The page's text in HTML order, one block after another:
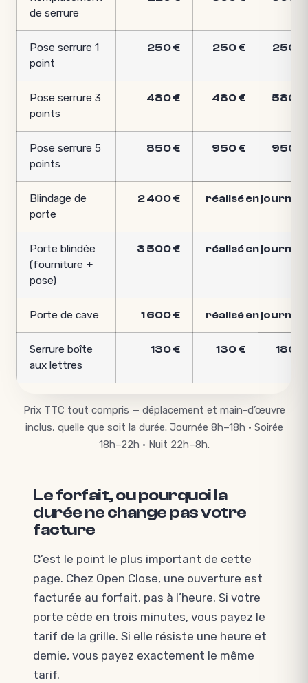
de serrure
Pose serrure 1
point
250 € 250 € 250 €
Pose serrure 3
points
480 € 480 € 580 €
Pose serrure 5
points
850 € 950 € 950 €
Blindage de
porte
2 400 € réalisé en journée
Porte blindée
(fourniture +
pose)
3 500 € réalisé en journée
Porte de cave 1 600 € réalisé en journée
Serrure boîte
aux lettres
130 € 130 € 180 €
Prix TTC tout compris — déplacement et main-d’œuvre
inclus, quelle que soit la durée. Journée 8h–18h · Soirée
18h–22h · Nuit 22h–8h.
Le forfait, ou pourquoi la
durée ne change pas votre
facture
C’est le point le plus important de cette
page. Chez Open Close, une ouverture est
facturée au forfait, pas à l’heure. Si votre
porte cède en trois minutes, vous payez le
tarif de la grille. Si elle résiste une heure et
demie, vous payez exactement le même
tarif.